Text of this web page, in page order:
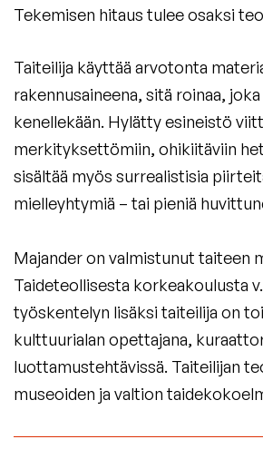
Tekemisen hitaus tulee osaksi
Taiteilija käyttää arvotonta
rakennusaineena, sitä roinaa,
kenellekään. Hylätty esineistö
merkityksettömiin, ohikiitäviin
sisältää myös surrealistisia
mielleyhtymiä – tai pieniä
Majander on valmistunut taiteen
Taideteollisesta korkeakoulusta
työskentelyn lisäksi taiteilija on
kulttuurialan opettajana,
luottamustehtävissä. Taiteilijan
museoiden ja valtion